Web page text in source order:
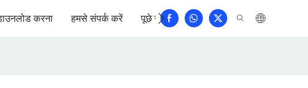
करना हमसे संपर्क करें पूछे जाने वाले प्रश्न